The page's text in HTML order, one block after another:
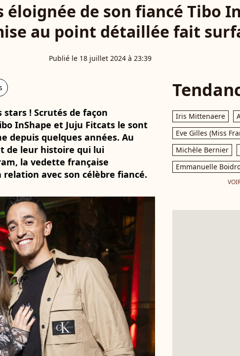
éloignée de son fiancé Tibo
au point détaillée fait
Publié le 18 juillet 2024 à 23:39
! Scrutés de façon
InShape et Juju Fitcats le sont
depuis quelques années. Au
de leur histoire qui lui
la vedette française
avec son célèbre fiancé.
Iris Mittenaere
Eve Gilles (Miss
Michèle Bernier
Emmanuelle